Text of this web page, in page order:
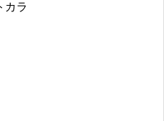
カラ